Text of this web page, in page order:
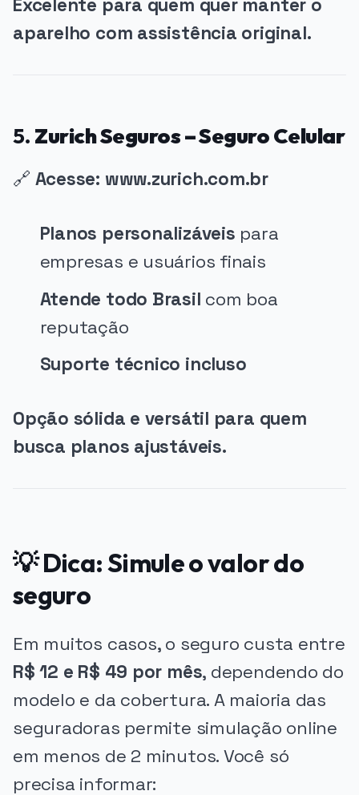
Excelente para quem quer manter o
aparelho com assistência original.
5. Zurich Seguros – Seguro Celular
🔗 Acesse: www.zurich.com.br
Planos personalizáveis para
empresas e usuários finais
Atende todo Brasil com boa
reputação
Suporte técnico incluso
Opção sólida e versátil para quem
busca planos ajustáveis.
💡 Dica: Simule o valor do
seguro
Em muitos casos, o seguro custa entre
R$ 12 e R$ 49 por mês, dependendo do
modelo e da cobertura. A maioria das
seguradoras permite simulação online
em menos de 2 minutos. Você só
precisa informar: